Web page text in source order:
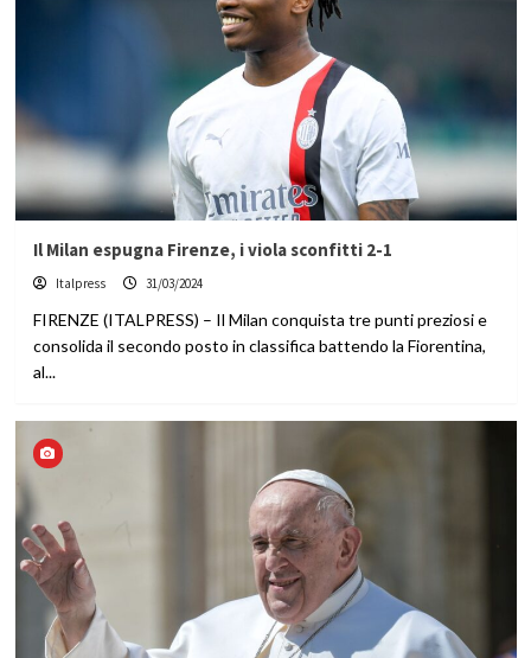
Il Milan espugna Firenze, i viola sconfitti 2-1
Italpress 31/03/2024
FIRENZE (ITALPRESS) – Il Milan conquista tre punti preziosi e
consolida il secondo posto in classifica battendo la Fiorentina,
al...